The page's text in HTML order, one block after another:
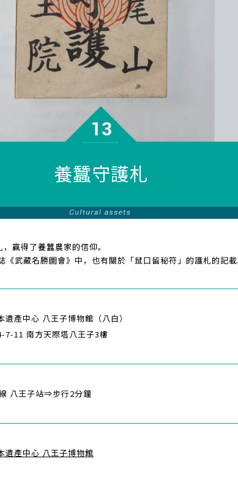
養蠶守護札
贏得了養蠶農家的信仰。
武藏名勝圖會》中，也有關於「鼠口留秘符」的護札的記
遺產中心 八王子博物館（八白）
7-11 南方天際塔八王子3樓
八王子站⇒步行2分鐘
遺產中心 八王子博物館